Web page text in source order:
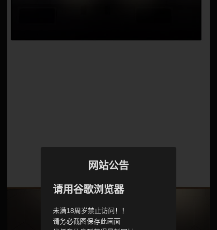
网站公告
请用谷歌浏览器
未满18周岁禁止访问！！
请务必截图保存此画面